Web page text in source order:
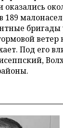
оказались
ветер
Под его